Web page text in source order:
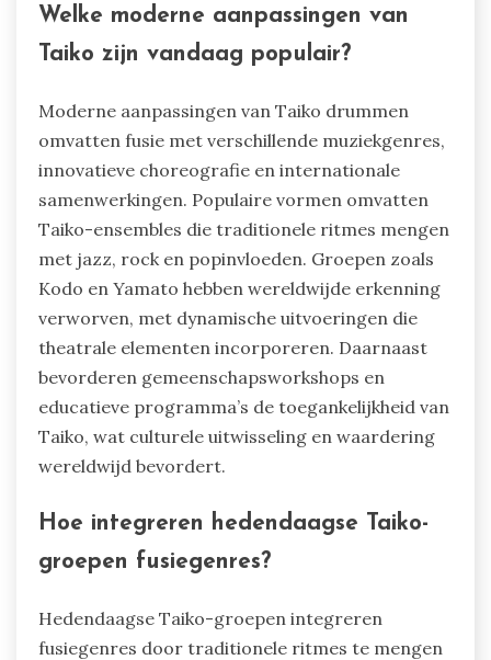
Welke moderne aanpassingen van
Taiko zijn vandaag populair?
Moderne aanpassingen van Taiko drummen
omvatten fusie met verschillende muziekgenres,
innovatieve choreografie en internationale
samenwerkingen. Populaire vormen omvatten
Taiko-ensembles die traditionele ritmes mengen
met jazz, rock en popinvloeden. Groepen zoals
Kodo en Yamato hebben wereldwijde erkenning
verworven, met dynamische uitvoeringen die
theatrale elementen incorporeren. Daarnaast
bevorderen gemeenschapsworkshops en
educatieve programma’s de toegankelijkheid van
Taiko, wat culturele uitwisseling en waardering
wereldwijd bevordert.
Hoe integreren hedendaagse Taiko-
groepen fusiegenres?
Hedendaagse Taiko-groepen integreren
fusiegenres door traditionele ritmes te mengen